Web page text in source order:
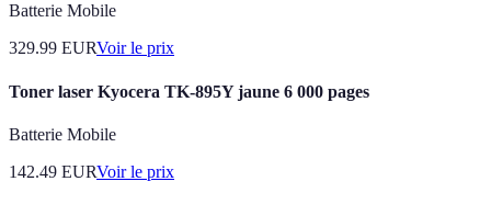
Batterie Mobile
329.99 EURVoir le prix
Toner laser Kyocera TK-895Y jaune 6 000 pages
Batterie Mobile
142.49 EURVoir le prix